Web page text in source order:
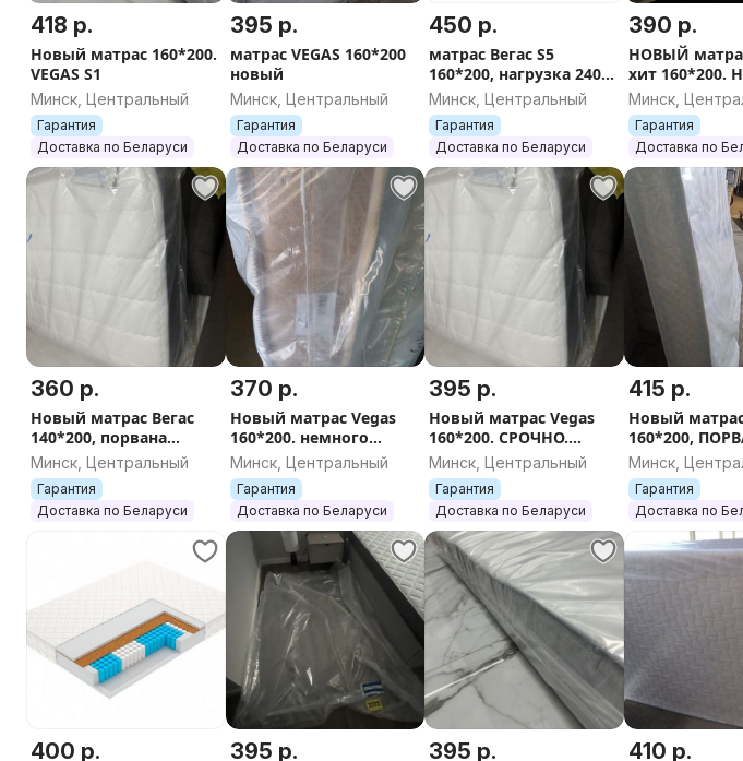
418 р.
Новый матрас 160*200.
VEGAS S1
Минск, Центральный
Гарантия
Доставка по Беларуси
395 р.
матрас VEGAS 160*200
новый
Минск, Центральный
Гарантия
Доставка по Беларуси
450 р.
матрас Вегас S5
160*200, нагрузка 240
кг
Минск, Центральный
Гарантия
Доставка по Беларуси
390 р.
НОВЫЙ
хит 160*200. Немного
нарушена
упаковка.
доставим
Минск,
Гарантия
Доставка по
360 р.
Новый матрас Вегас
140*200, порвана
упаковка. Бесплатно
доставим по Беларуси
Минск, Центральный
Гарантия
Доставка по Беларуси
370 р.
Новый матрас Vegas
160*200. немного
повреждена упаковка.
СРОЧНО
Минск, Центральный
Гарантия
Доставка по Беларуси
395 р.
Новый матрас Vegas
160*200. СРОЧНО.
Доставка по всей
БЕЛАРУСИ
Минск, Центральный
Гарантия
Доставка по Беларуси
415 р.
Новый
160*200, ПОРВАН
ЦЕЛЛОФАН.
ПО РБ
Минск,
Гарантия
Доставка по
400 р. 395 р. 395 р. 410 р.